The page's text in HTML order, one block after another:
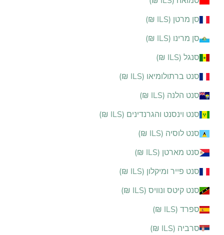
סן מרטן (ILS ₪)
סן מרינו (ILS ₪)
סנגל (ILS ₪)
סנט ברתולומיאו (ILS ₪)
סנט הלנה (ILS ₪)
סנט וינסנט והגרנדינים (ILS ₪)
סנט לוסיה (ILS ₪)
סנט מארטן (ILS ₪)
סנט פייר ומיקלון (ILS ₪)
סנט קיטס ונוויס (ILS ₪)
ספרד (ILS ₪)
סרביה (ILS ₪)